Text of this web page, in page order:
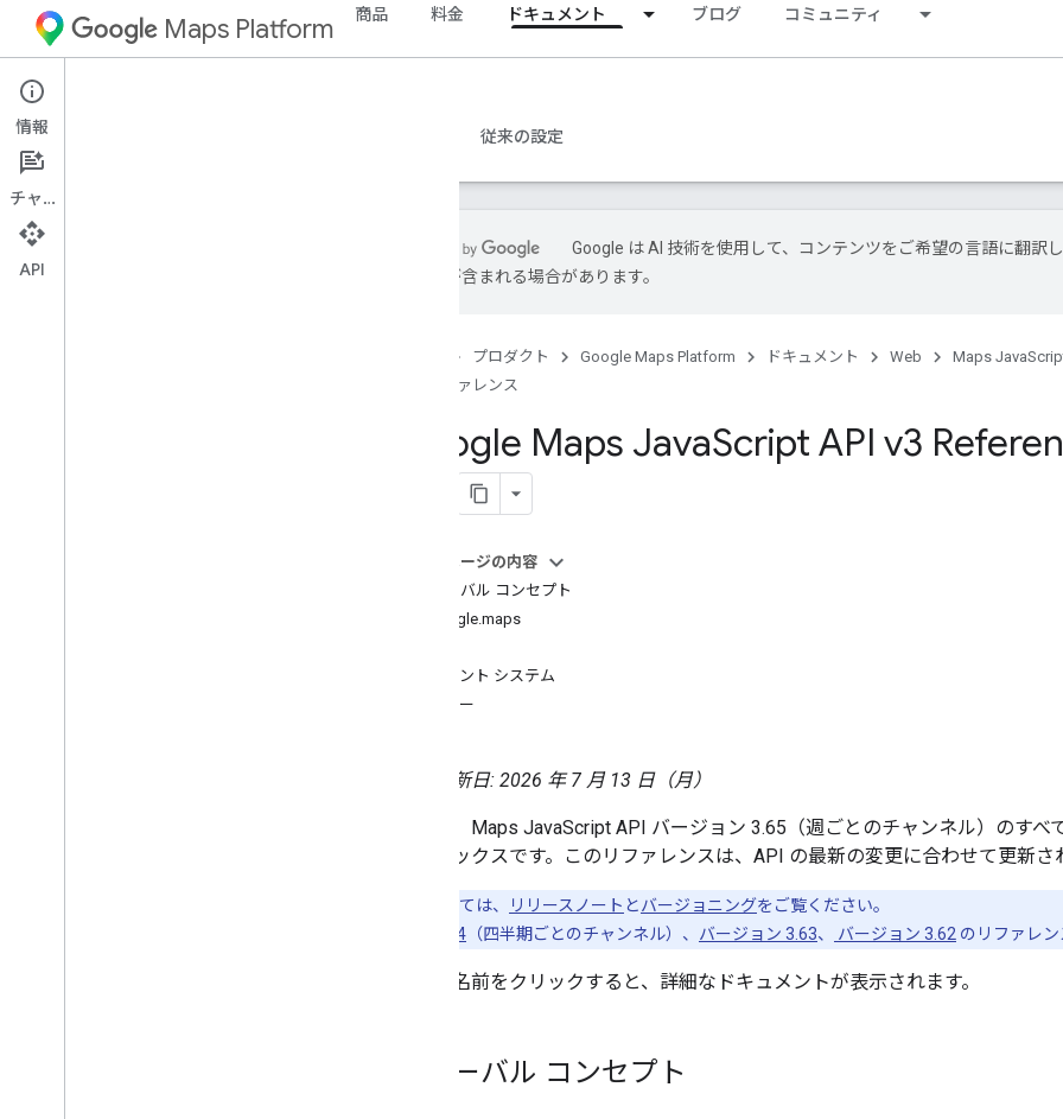
Maps Platform 商品 料金 ドキュメント ブログ コミュニティ
Web
ガイド 従来の設定
Google は AI 技術を使用して、コンテンツをご希望の言語に翻訳
は誤りが含まれる場合があります。
プロダクト Google Maps Platform ドキュメント Web
Maps
リファレンス
Google Maps JavaScript API v3
このページの内容
グローバル コンセプト
google.maps
イベント システム
エラー
最終更新日: 2026 年 7 月 13 日（月）
これは、Maps JavaScript API バージョン 3.65（週ごとのチャンネル）のす
インデックスです。このリファレンスは、API の最新の変更に合わせて更新さ
詳細については、 リリースノート とバージョニングをご覧ください。
バージョン 3.64 （四半期ごとのチャンネル）、 バージョン 3.63、 バージョン 3.62 のリファレ
項目の名前をクリックすると、詳細なドキュメントが表示されます。
グローバル コンセプト
情報
チャット
API